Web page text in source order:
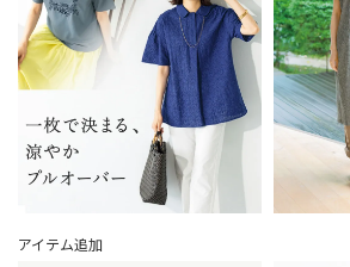
アイテム追加